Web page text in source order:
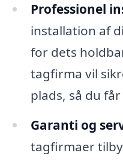
Professionel
installation af
for dets
tagfirma vil
plads, så du
Garanti og
tagfirmaer